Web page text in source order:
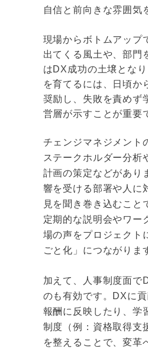
自信と前向きな雰囲気
現場からボトムアップ
出てくる風土や、部門
はDX成功の土壌とな
を育てるには、日頃か
奨励し、失敗を責めず
営層が示すことが重要
チェンジマネジメント
ステークホルダー分析
計画の策定などがあり
響を受ける部署や人に
見を聞き巻き込むこと
定期的な説明会やワー
場の声をプロジェクト
ごと化」につながりま
加えて、人事制度面で
のも有効です。DXに
報酬に反映したり、学
制度（例：資格取得支
を整えることで、変革